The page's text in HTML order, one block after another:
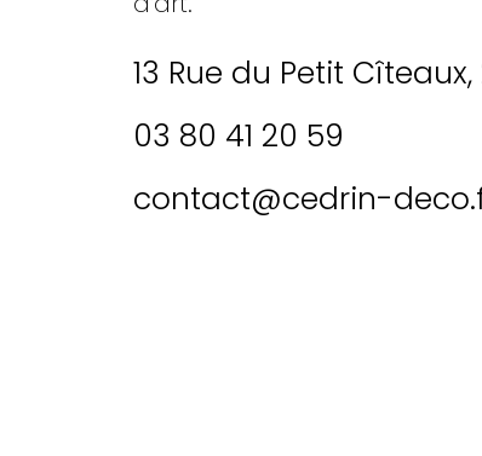
13 Rue du Petit
03 80 41 20 59
contact@cedrin-